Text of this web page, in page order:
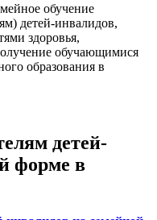
обучение
детей-инвалидов,
здоровья,
обучающимися
образования в
детей-
форме в